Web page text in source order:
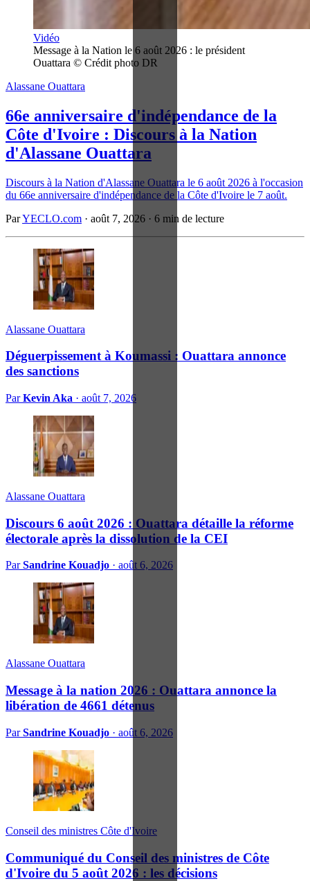
Vidéo
Message à la Nation le 6 août 2026 : le président
Ouattara © Crédit photo DR
Alassane Ouattara
66e anniversaire d'indépendance de la
Côte d'Ivoire : Discours à la Nation
d'Alassane Ouattara
Discours à la Nation d'Alassane Ouattara le 6 août 2026 à l'occasion
du 66e anniversaire d'indépendance de la Côte d'Ivoire le 7 août.
ParYECLO.com · août 7, 2026 · 6 min de lecture
Alassane Ouattara
Déguerpissement à Koumassi : Ouattara annonce
des sanctions
ParKevin Aka · août 7, 2026
Alassane Ouattara
Discours 6 août 2026 : Ouattara détaille la réforme
électorale après la dissolution de la CEI
ParSandrine Kouadjo · août 6, 2026
Alassane Ouattara
Message à la nation 2026 : Ouattara annonce la
libération de 4661 détenus
ParSandrine Kouadjo · août 6, 2026
Conseil des ministres Côte d'Ivoire
Communiqué du Conseil des ministres de Côte
d'Ivoire du 5 août 2026 : les décisions